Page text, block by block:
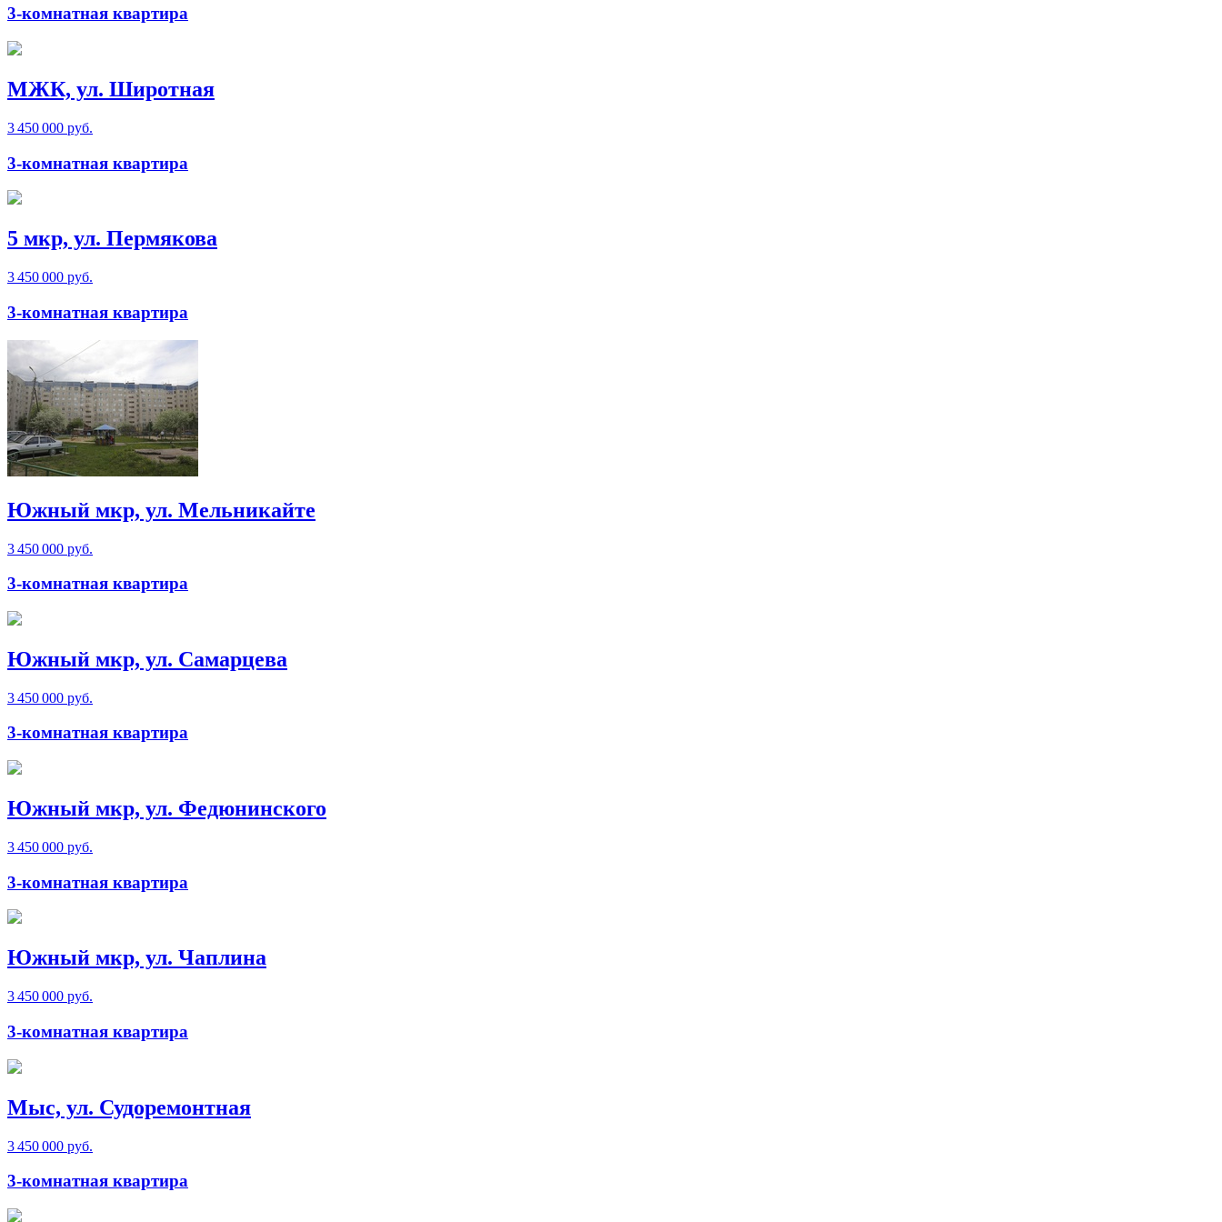
3-комнатная квартира
МЖК, ул. Широтная
3 450 000 руб.
3-комнатная квартира
5 мкр, ул. Пермякова
3 450 000 руб.
3-комнатная квартира
Южный мкр, ул. Мельникайте
3 450 000 руб.
3-комнатная квартира
Южный мкр, ул. Самарцева
3 450 000 руб.
3-комнатная квартира
Южный мкр, ул. Федюнинского
3 450 000 руб.
3-комнатная квартира
Южный мкр, ул. Чаплина
3 450 000 руб.
3-комнатная квартира
Мыс, ул. Судоремонтная
3 450 000 руб.
3-комнатная квартира